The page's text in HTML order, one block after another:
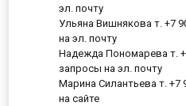
эл. почту
Ульяна Вишнякова т. +7
на эл. почту
Надежда Пономарева т.
запросы на эл. почту
Марина Силантьева т. +7
на сайте